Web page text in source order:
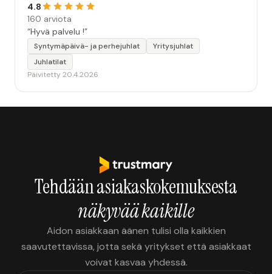
4.8
160 arviota
“Hyvä palvelu !”
Syntymäpäivä- ja perhejuhlat
Yritysjuhlat
Juhlatilat
Päivitetty 20.4.2026
Tehdään asiakaskokemuksesta
näkyvää kaikille
Aidon asiakkaan äänen tulisi olla kaikkien
saavutettavissa, jotta sekä yritykset että asiakkaat
voivat kasvaa yhdessä.